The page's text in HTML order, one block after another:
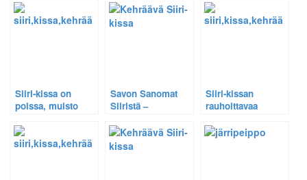
kuunneltu koko
maailmassa nyt yli
kehräyksen
maailmanvalloitus
valloittamista –
Entinen ennätys
Siiri-kissa on
poissa, muisto
rauhoittavaa
kehräystä
Savon Sanomat
Siiristä –
kissan
kehräyksestä
Siiri-kissan
rauhoittavaa
kuunneltu yli kaksi
miljoonaa kertaa –